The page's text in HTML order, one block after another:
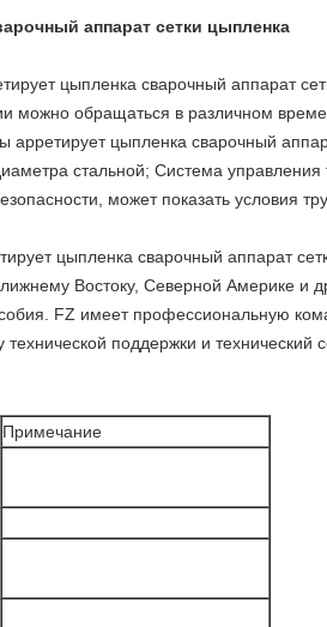
аппарат сетки цыпленка
цыпленка сварочный аппарат
можно обращаться в различном
цыпленка сварочный
стальной; Система
может показать условия
цыпленка сварочный аппарат
Востоку, Северной Америке и
FZ имеет профессиональную
поддержки и
Примечание